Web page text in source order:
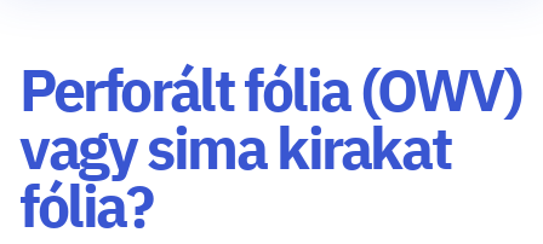
Perforált fólia (OWV)
vagy sima kirakat
fólia?